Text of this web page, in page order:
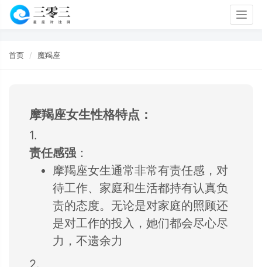
首页 魔羯座
摩羯座女生性格特点：
1.
责任感强 ：
摩羯座女生通常非常有责任感， 对
待工作、 家庭和生活都持有认真负
责的态度。 无论是对家庭的照顾还
是对工作的投 入， 她们都会尽心尽
力， 不遗余力
2.